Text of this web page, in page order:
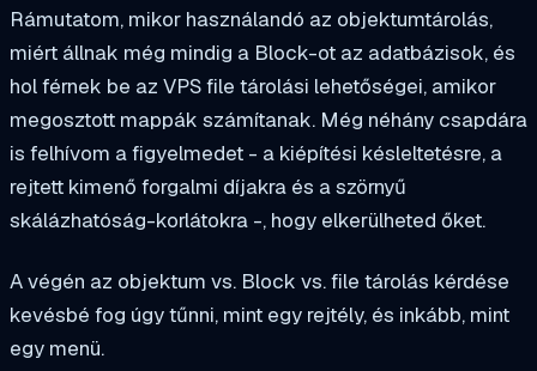
Rámutatom, mikor használandó az objektumtárolás,
miért állnak még mindig a Block-ot az adatbázisok, és
hol férnek be az VPS file tárolási lehetőségei, amikor
megosztott mappák számítanak. Még néhány csapdára
is felhívom a figyelmedet - a kiépítési késleltetésre, a
rejtett kimenő forgalmi díjakra és a szörnyű
skálázhatóság-korlátokra -, hogy elkerülheted őket.
A végén az objektum vs. Block vs. file tárolás kérdése
kevésbé fog úgy tűnni, mint egy rejtély, és inkább, mint
egy menü.